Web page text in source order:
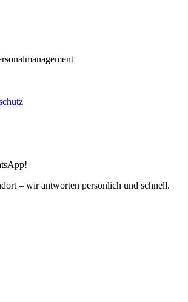
– wir antworten persönlich und schnell.